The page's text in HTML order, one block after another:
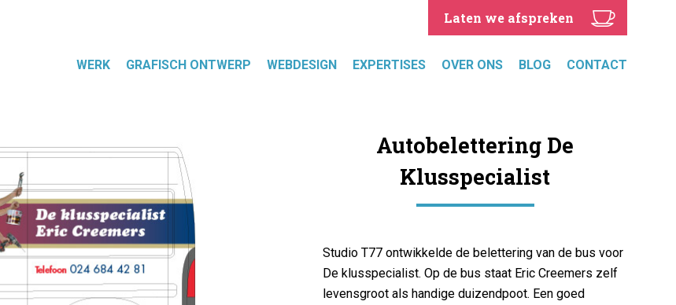
Laten we afspreken
WERK GRAFISCH ONTWERP WEBDESIGN EXPERTISES OVER ONS BLOG CONTACT
Autobelettering De
Klusspecialist
Studio T77 ontwikkelde de belettering van de bus voor
De klusspecialist. Op de bus staat Eric Creemers zelf
levensgroot als handige duizendpoot. Een goed